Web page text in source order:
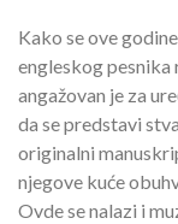
Kako se ove
engleskog pesnika
angažovan je za
da se predstavi
originalni
njegove kuće
Ovde se nalazi i